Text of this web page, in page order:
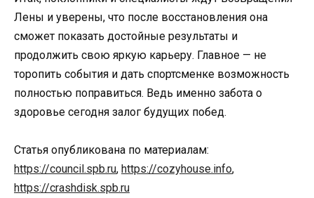
Лены и уверены, что после восстановления она
сможет показать достойные результаты и
продолжить свою яркую карьеру. Главное — не
торопить события и дать спортсменке возможность
полностью поправиться. Ведь именно забота о
здоровье сегодня залог будущих побед.
Статья опубликована по материалам:
https://council.spb.ru, https://cozyhouse.info,
https://crashdisk.spb.ru